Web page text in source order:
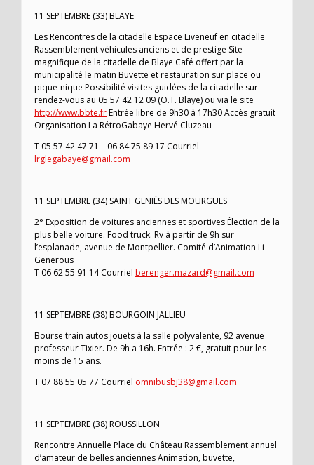
11 SEPTEMBRE (33) BLAYE
Les Rencontres de la citadelle Espace Liveneuf en citadelle
Rassemblement véhicules anciens et de prestige Site
magnifique de la citadelle de Blaye Café offert par la
municipalité le matin Buvette et restauration sur place ou
pique-nique Possibilité visites guidées de la citadelle sur
rendez-vous au 05 57 42 12 09 (O.T. Blaye) ou via le site
http://www.bbte.frEntrée libre de 9h30 à 17h30 Accès gratuit
Organisation La RétroGabaye Hervé Cluzeau
T 05 57 42 47 71 – 06 84 75 89 17 Courriel
lrglegabaye@gmail.com
11 SEPTEMBRE (34) SAINT GENIÈS DES MOURGUES
2° Exposition de voitures anciennes et sportives Élection de la
plus belle voiture. Food truck. Rv à partir de 9h sur
l’esplanade, avenue de Montpellier. Comité d’Animation Li
Generous
T 06 62 55 91 14 Courriel berenger.mazard@gmail.com
11 SEPTEMBRE (38) BOURGOIN JALLIEU
Bourse train autos jouets à la salle polyvalente, 92 avenue
professeur Tixier. De 9h a 16h. Entrée : 2 €, gratuit pour les
moins de 15 ans.
T 07 88 55 05 77 Courriel omnibusbj38@gmail.com
11 SEPTEMBRE (38) ROUSSILLON
Rencontre Annuelle Place du Château Rassemblement annuel
d’amateur de belles anciennes Animation, buvette,